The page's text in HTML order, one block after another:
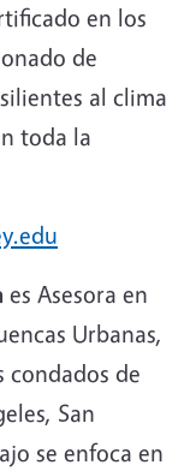
en los
de
al clima
toda la
es Asesora en
Urbanas,
condados de
San
se enfoca en